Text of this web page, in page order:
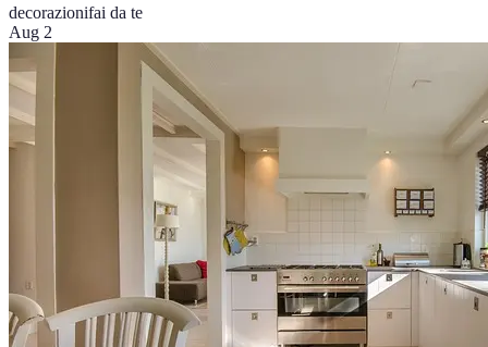
decorazionifai da te
Aug 2